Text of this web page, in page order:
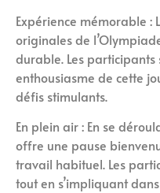
Expérience mémorable :
originales de
durable. Les participants
enthousiasme de cette
défis stimulants.
En plein air : En se
offre une pause
travail habituel. Les
tout en s’impliquant